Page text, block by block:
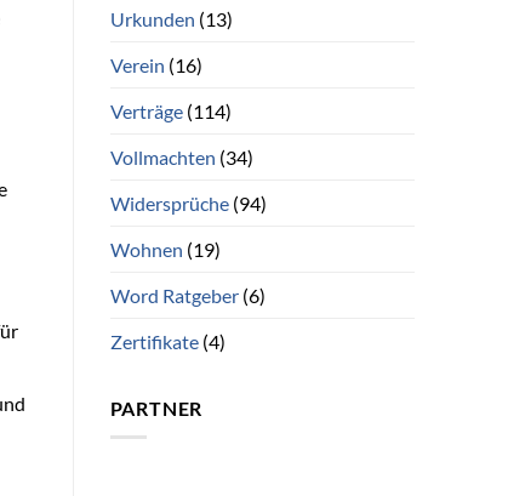
Urkunden (13)
Verein (16)
Verträge(114)
Vollmachten (34)
Widersprüche(94)
Wohnen (19)
Word Ratgeber(6)
Zertifikate(4)
PARTNER